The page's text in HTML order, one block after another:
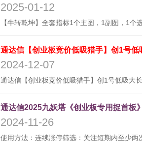
2025-01-12
通达信【创业板竞价低吸猎手】创1号
2024-12-07
通达信2025九妖塔《创业板专用捉首板
2024-11-26